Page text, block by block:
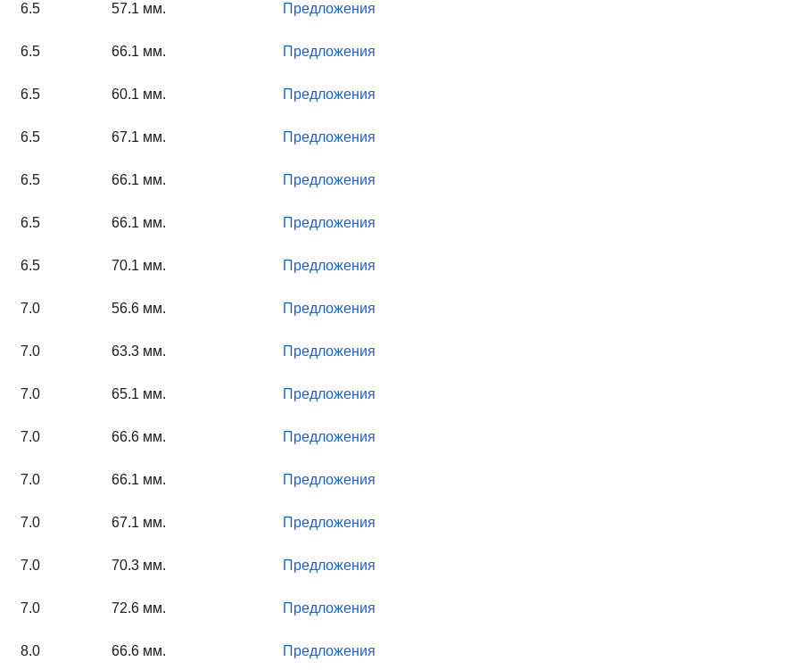
6.5 57.1 мм. Предложения
6.5 66.1 мм. Предложения
6.5 60.1 мм. Предложения
6.5 67.1 мм. Предложения
6.5 66.1 мм. Предложения
6.5 66.1 мм. Предложения
6.5 70.1 мм. Предложения
7.0 56.6 мм. Предложения
7.0 63.3 мм. Предложения
7.0 65.1 мм. Предложения
7.0 66.6 мм. Предложения
7.0 66.1 мм. Предложения
7.0 67.1 мм. Предложения
7.0 70.3 мм. Предложения
7.0 72.6 мм. Предложения
8.0 66.6 мм. Предложения